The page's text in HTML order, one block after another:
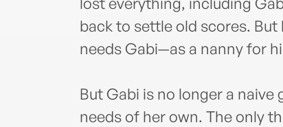
back to settle old scores.
needs Gabi—as a nanny for
But Gabi is no longer a
needs of her own. The only